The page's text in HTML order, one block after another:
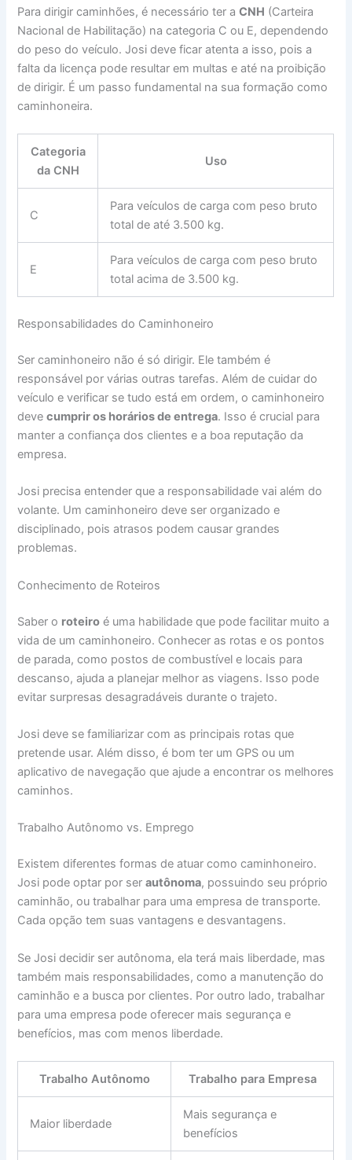
Para dirigir caminhões, é necessário ter aCNH (Carteira
Nacional de Habilitação) na categoria C ou E, dependendo
do peso do veículo. Josi deve ficar atenta a isso, pois a
falta da licença pode resultar em multas e até na proibição
de dirigir. É um passo fundamental na sua formação como
caminhoneira.
Categoria
da CNH
Uso
C
Para veículos de carga com peso bruto
total de até 3.500 kg.
E
Para veículos de carga com peso bruto
total acima de 3.500 kg.
Responsabilidades do Caminhoneiro
Ser caminhoneiro não é só dirigir. Ele também é
responsável por várias outras tarefas. Além de cuidar do
veículo e verificar se tudo está em ordem, o caminhoneiro
devecumprir os horários de entrega. Isso é crucial para
manter a confiança dos clientes e a boa reputação da
empresa.
Josi precisa entender que a responsabilidade vai além do
volante. Um caminhoneiro deve ser organizado e
disciplinado, pois atrasos podem causar grandes
problemas.
Conhecimento de Roteiros
Saber o roteiro é uma habilidade que pode facilitar muito a
vida de um caminhoneiro. Conhecer as rotas e os pontos
de parada, como postos de combustível e locais para
descanso, ajuda a planejar melhor as viagens. Isso pode
evitar surpresas desagradáveis durante o trajeto.
Josi deve se familiarizar com as principais rotas que
pretende usar. Além disso, é bom ter um GPS ou um
aplicativo de navegação que ajude a encontrar os melhores
caminhos.
Trabalho Autônomo vs. Emprego
Existem diferentes formas de atuar como caminhoneiro.
Josi pode optar por serautônoma, possuindo seu próprio
caminhão, ou trabalhar para uma empresa de transporte.
Cada opção tem suas vantagens e desvantagens.
Se Josi decidir ser autônoma, ela terá mais liberdade, mas
também mais responsabilidades, como a manutenção do
caminhão e a busca por clientes. Por outro lado, trabalhar
para uma empresa pode oferecer mais segurança e
benefícios, mas com menos liberdade.
Trabalho Autônomo Trabalho para Empresa
Maior liberdade
Mais segurança e
benefícios